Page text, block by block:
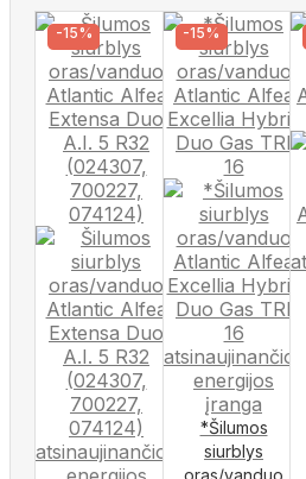
-15% -15%
*Šilumos
siurblys